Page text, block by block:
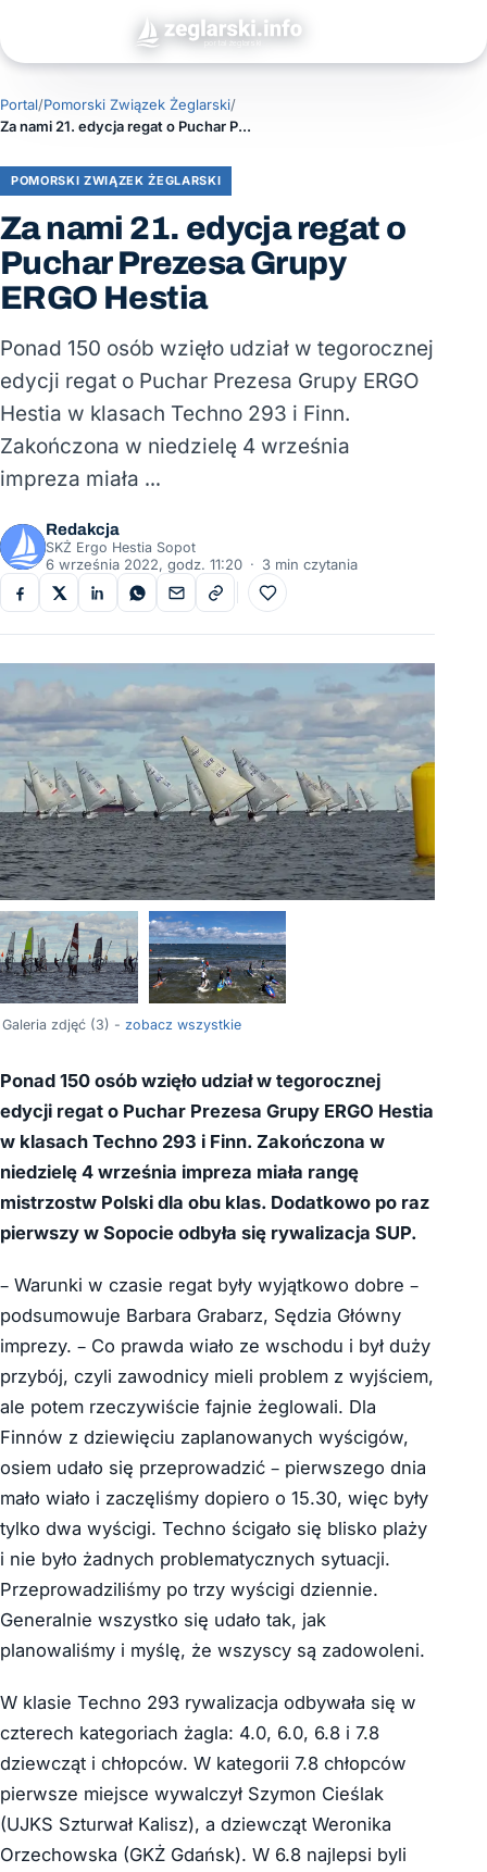
Portal/Pomorski Związek Żeglarski/
Za nami 21. edycja regat o Puchar Prezesa Grupy ERGO Hestia
POMORSKI ZWIĄZEK ŻEGLARSKI
Za nami 21. edycja regat o
Puchar Prezesa Grupy
ERGO Hestia
Ponad 150 osób wzięło udział w tegorocznej
edycji regat o Puchar Prezesa Grupy ERGO
Hestia w klasach Techno 293 i Finn.
Zakończona w niedzielę 4 września
impreza miała …
Redakcja
SKŻ Ergo Hestia Sopot
6 września 2022, godz. 11:20 · 3 min czytania
Do ulubionych
Galeria zdjęć (3) - zobacz wszystkie
Ponad 150 osób wzięło udział w tegorocznej
edycji regat o Puchar Prezesa Grupy ERGO Hestia
w klasach Techno 293 i Finn. Zakończona w
niedzielę 4 września impreza miała rangę
mistrzostw Polski dla obu klas. Dodatkowo po raz
pierwszy w Sopocie odbyła się rywalizacja SUP.
– Warunki w czasie regat były wyjątkowo dobre –
podsumowuje Barbara Grabarz, Sędzia Główny
imprezy. – Co prawda wiało ze wschodu i był duży
przybój, czyli zawodnicy mieli problem z wyjściem,
ale potem rzeczywiście fajnie żeglowali. Dla
Finnów z dziewięciu zaplanowanych wyścigów,
osiem udało się przeprowadzić – pierwszego dnia
mało wiało i zaczęliśmy dopiero o 15.30, więc były
tylko dwa wyścigi. Techno ścigało się blisko plaży
i nie było żadnych problematycznych sytuacji.
Przeprowadziliśmy po trzy wyścigi dziennie.
Generalnie wszystko się udało tak, jak
planowaliśmy i myślę, że wszyscy są zadowoleni.
W klasie Techno 293 rywalizacja odbywała się w
czterech kategoriach żagla: 4.0, 6.0, 6.8 i 7.8
dziewcząt i chłopców. W kategorii 7.8 chłopców
pierwsze miejsce wywalczył Szymon Cieślak
(UJKS Szturwał Kalisz), a dziewcząt Weronika
Orzechowska (GKŻ Gdańsk). W 6.8 najlepsi byli